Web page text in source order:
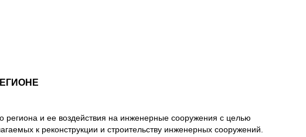
региона и ее воздействия на инженерные сооружения с целью
к реконструкции и строительству инженерных сооружений.